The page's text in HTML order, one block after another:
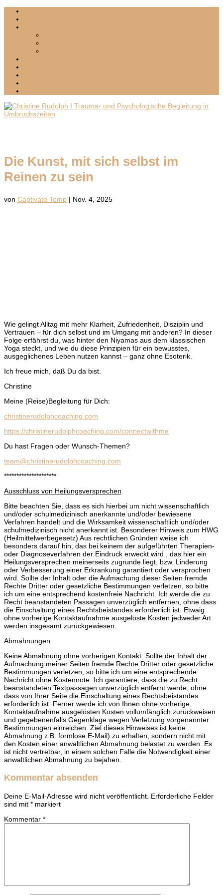
Die Kunst, mit sich selbst im
Reinen zu sein
von Captivate Temp | Nov. 4, 2025
Wie gelingt Alltag mit mehr Klarheit, Zufriedenheit, Disziplin und
Vertrauen – für dich selbst und im Umgang mit anderen? In dieser
Folge erfährst du, was hinter den Niyamas aus dem klassischen
Yoga steckt, und wie du diese Prinzipien für ein bewusstes,
ausgeglichenes Leben nutzen kannst – ganz ohne Esoterik.
Ich freue mich, daß Du da bist.
Christine
Meine (Reise)Begleitung für Dich:
christinerudolphcoaching.com
https://christinerudolphcoaching.com/connectwithme
Du hast Fragen oder Wunsch-Themen?
team@christinerudolphcoaching.com
*********************
Ausschluss von Heilungsversprechen
Bitte beachten Sie, dass es sich hierbei um nicht wissenschaftlich
und/oder schulmedizinisch anerkannte und/oder bewiesene
Verfahren handelt und die Wirksamkeit wissenschaftlich und/oder
schulmedizinisch nicht anerkannt ist. Besonderer Hinweis zum HWG
(Heilmittelwerbegesetz) Aus rechtlichen Gründen weise ich
besonders darauf hin, das bei keinem der aufgeführten Therapien-
oder Diagnoseverfahren der Eindruck erweckt wird , das hier ein
Heilungsversprechen meinerseits zugrunde liegt, bzw. Linderung
oder Verbesserung einer Erkrankung garantiert oder versprochen
wird. Sollte der Inhalt oder die Aufmachung dieser Seiten fremde
Rechte Dritter oder gesetzliche Bestimmungen verletzen, so bitte
ich um eine entsprechend kostenfreie Nachricht. Ich werde die zu
Recht beanstandeten Passagen unverzüglich entfernen, ohne dass
die Einschaltung eines Rechtsbeistandes erforderlich ist. Etwaig
ohne vorherige Kontaktaufnahme ausgelöste Kosten jedweder Art
werden insgesamt zurückgewiesen.
Abmahnungen
Keine Abmahnung ohne vorherigen Kontakt. Sollte der Inhalt der
Aufmachung meiner Seiten fremde Rechte Dritter oder gesetzliche
Bestimmungen verletzen, so bitte ich um eine entsprechende
Nachricht ohne Kostennote. Ich garantiere, dass die zu Recht
beanstandeten Textpassagen unverzüglich entfernt werde, ohne
dass von Ihrer Seite die Einschaltung eines Rechtsbeistandes
erforderlich ist. Ferner werde ich von Ihnen ohne vorherige
Kontaktaufnahme ausgelösten Kosten vollumfänglich zurückweisen
und gegebenenfalls Gegenklage wegen Verletzung vorgenannter
Bestimmungen einreichen. Ziel dieses Hinweises ist keine
Abmahnung z.B. formlose E-Mail) zu erhalten, sondern nicht mit
den Kosten einer anwaltlichen Abmahnung belastet zu werden. Es
ist nicht vertretbar, in einem solchen Falle die Notwendigkeit einer
anwaltlichen Abmahnung zu bejahen.
Kommentar absenden
Deine E-Mail-Adresse wird nicht veröffentlicht. Erforderliche Felder
sind mit * markiert
Kommentar *